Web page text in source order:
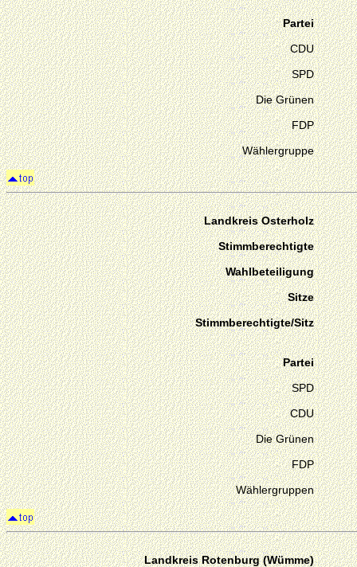
Partei
CDU
SPD
Die Grünen
FDP
Wählergruppe
Landkreis Osterholz
Stimmberechtigte
Wahlbeteiligung
Sitze
Stimmberechtigte/Sitz
Partei
SPD
CDU
Die Grünen
FDP
Wählergruppen
Landkreis Rotenburg (Wümme)